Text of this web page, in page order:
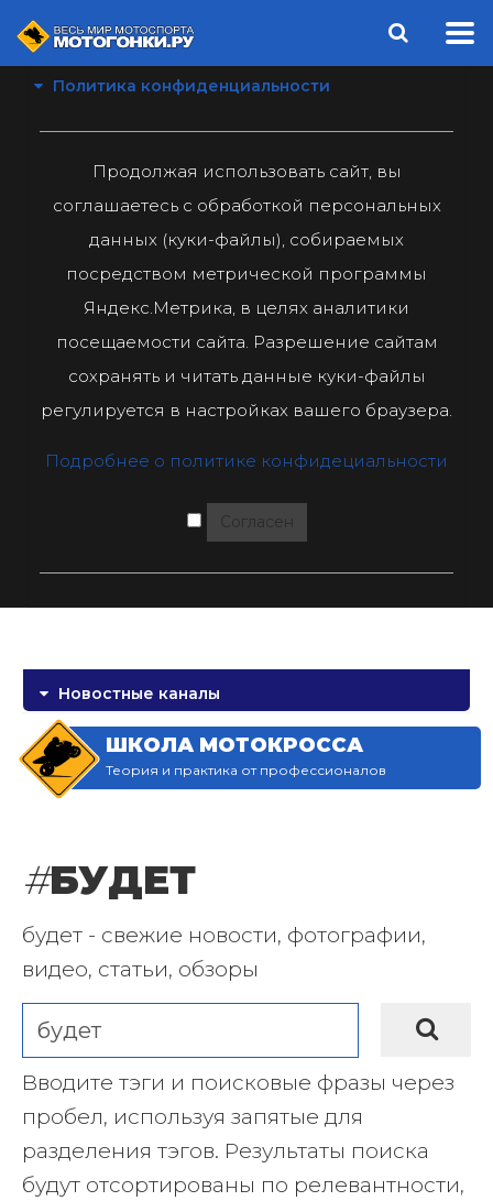
Политика конфиденциальности
Продолжая использовать сайт, вы
соглашаетесь с обработкой персональных
данных (куки-файлы), собираемых
посредством метрической программы
Яндекс.Метрика, в целях аналитики
посещаемости сайта. Разрешение сайтам
сохранять и читать данные куки-файлы
регулируется в настройках вашего браузера.
Подробнее о политике конфидециальности
Согласен
Новостные каналы
ШКОЛА МОТОКРОССА
Теория и практика от профессионалов
#БУДЕТ
будет - свежие новости, фотографии,
видео, статьи, обзоры
Вводите тэги и поисковые фразы через
пробел, используя запятые для
разделения тэгов. Результаты поиска
будут отсортированы по релевантности,